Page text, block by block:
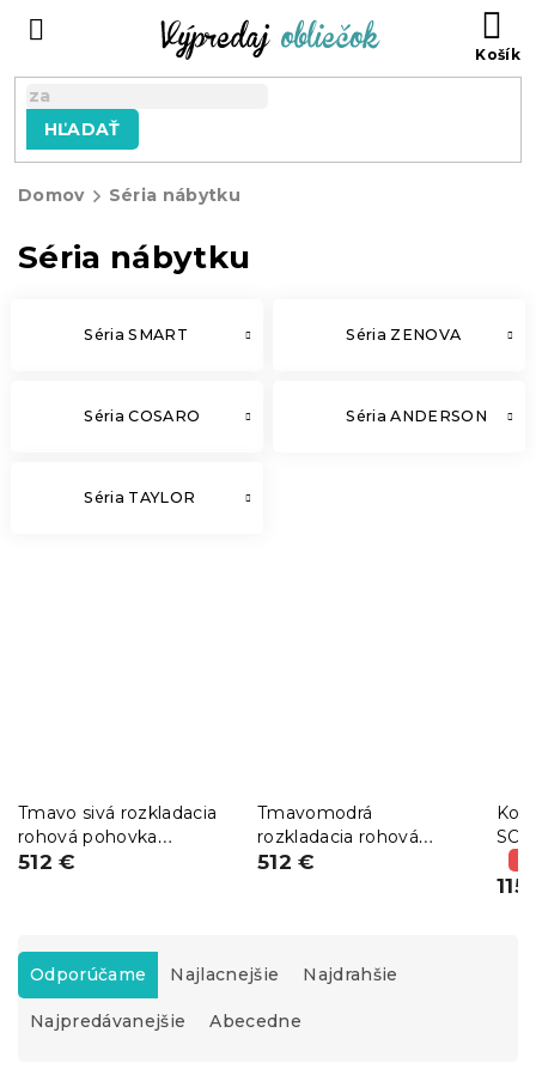
HĽADAŤ
Domov Séria nábytku
Séria nábytku
Séria SMART Séria ZENOVA
Séria COSARO Séria ANDERSON
Séria TAYLOR
Tmavo sivá rozkladacia
rohová pohovka
ZENOVA 220x140 cm,
512 €
Tmavomodrá
rozkladacia rohová
pohovka ZENOVA
512 €
R
a
d
e
Odporúčame Najlacnejšie Najdrahšie
Najpredávanejšie Abecedne